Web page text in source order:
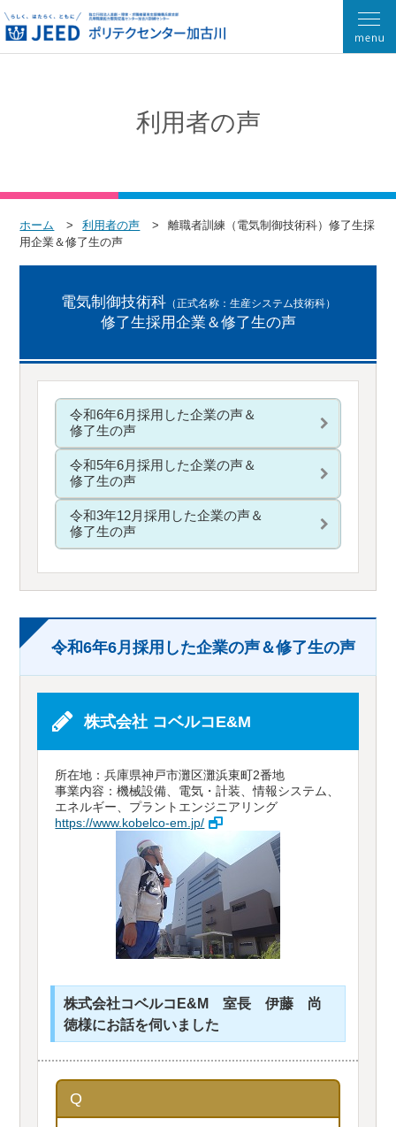
利用者の声
ホーム 利用者の声
離職者訓練（電気制御技術科）修了生採
用企業＆修了生の声
電気制御技術科（正式名称：生産システム技術科）
修了生採用企業＆修了生の声
令和6年6月採用した企業の声＆
修了生の声
令和5年6月採用した企業の声＆
修了生の声
令和3年12月採用した企業の声＆
修了生の声
令和6年6月採用した企業の声＆修了生の声
株式会社 コベルコE&M
所在地：兵庫県神戸市灘区灘浜東町2番地
事業内容：機械設備、電気・計装、情報システム、
エネルギー、プラントエンジニアリング
https://www.kobelco-em.jp/
株式会社コベルコE&M 室長 伊藤 尚
徳様にお話を伺いました
Q